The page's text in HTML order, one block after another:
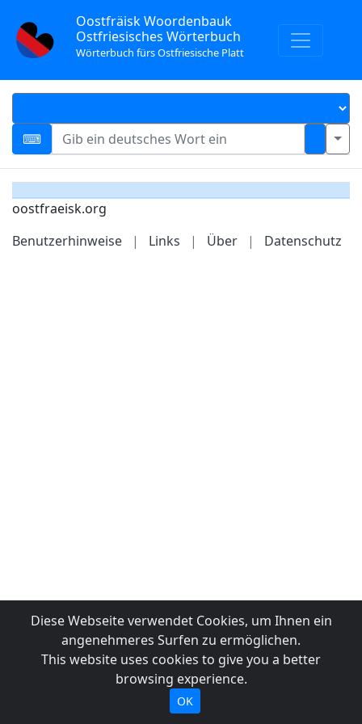
Oostfräisk Woordenbauk
Ostfriesisches Wörterbuch
Wörterbuch fürs Ostfriesische Platt
oostfraeisk.org
Benutzerhinweise
| Links | Über | Datenschutz
Diese Webseite verwendet Cookies, um Ihnen ein
angenehmeres Surfen zu ermöglichen.
This website uses cookies to give you a better
browsing experience.
OK